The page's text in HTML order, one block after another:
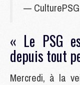
—
« Le PSG
depuis tout
Mercredi, à la